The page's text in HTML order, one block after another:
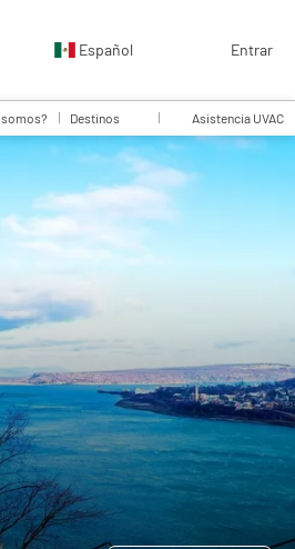
Español Entrar
somos? Destinos Asistencia UVAC